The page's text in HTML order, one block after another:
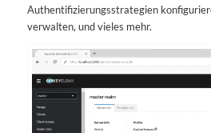
Authentifizierungsstrategien
verwalten, und vieles mehr.